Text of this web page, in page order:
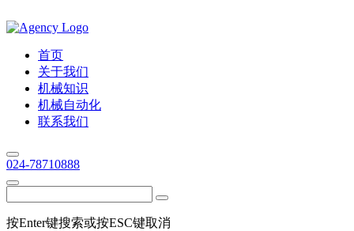
首页
关于我们
机械知识
机械自动化
联系我们
024-78710888
按Enter键搜索或按ESC键取消